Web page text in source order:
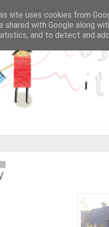
site uses cookies from
shared with Google along
and to detect and